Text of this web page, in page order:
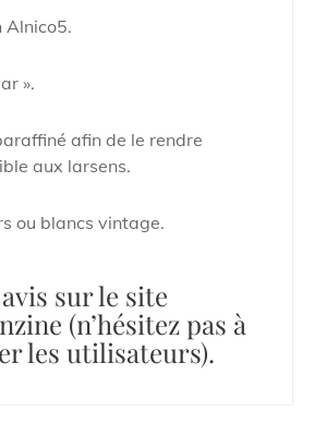
Alnico5.
».
afin de le rendre
aux larsens.
ou blancs vintage.
sur le site
(n’hésitez pas à
les utilisateurs).